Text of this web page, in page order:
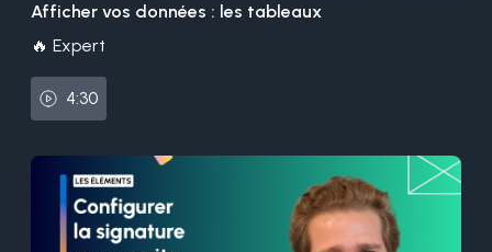
Afficher vos données : les tableaux
🔥 Expert
4:30